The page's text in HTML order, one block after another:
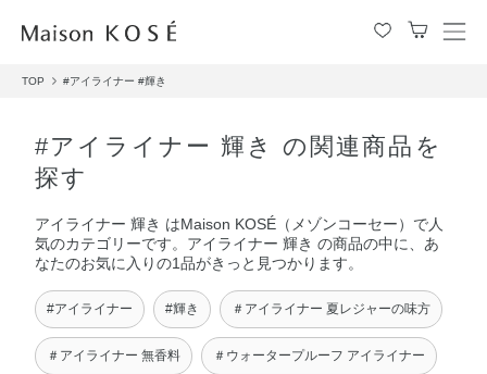
メ
TOP #アイライナー #輝き
#アイライナー 輝き の関連商品を
探す
アイライナー 輝き はMaison KOSÉ（メゾンコーセー）で人
気のカテゴリーです。アイライナー 輝き の商品の中に、あ
なたのお気に入りの1品がきっと見つかります。
#アイライナー #輝き ＃アイライナー 夏レジャーの味方
＃アイライナー 無香料 ＃ウォータープルーフ アイライナー